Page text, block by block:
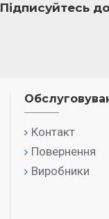
Підписуйтесь
Контакт
Повернення
Виробники